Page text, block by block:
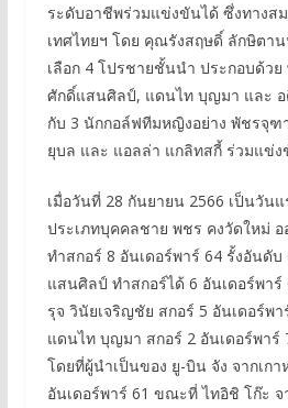
ระดับอาชีพร่วมแข่งขันได้ ซึ่งทางส
เทศไทยฯ โดย คุณรังสฤษดิ์ ลักษิตา
เลือก 4 โปรชายชั้นนำ ประกอบด้ว
ศักดิ์แสนศิลป์, แดนไท บุญมา และ
กับ 3 นักกอล์ฟทีมหญิงอย่าง พัชรจุ
ยุบล และ แอลล่า แกลิทสกี้ ร่วมแข่
เมื่อวันที่ 28 กันยายน 2566 เป็นวัน
ประเภทบุคคลชาย พชร คงวัดใหม่
ทำสกอร์ 8 อันเดอร์พาร์ 64 รั้งอันดั
แสนศิลป์ ทำสกอร์ได้ 6 อันเดอร์พา
รุจ วินัยเจริญชัย สกอร์ 5 อันเดอร์พ
แดนไท บุญมา สกอร์ 2 อันเดอร์พาร์
โดยที่ผู้นำเป็นของ ยู-บิน จัง จากเกา
อันเดอร์พาร์ 61 ขณะที่ ไทอิชิ โก๊ะ จ